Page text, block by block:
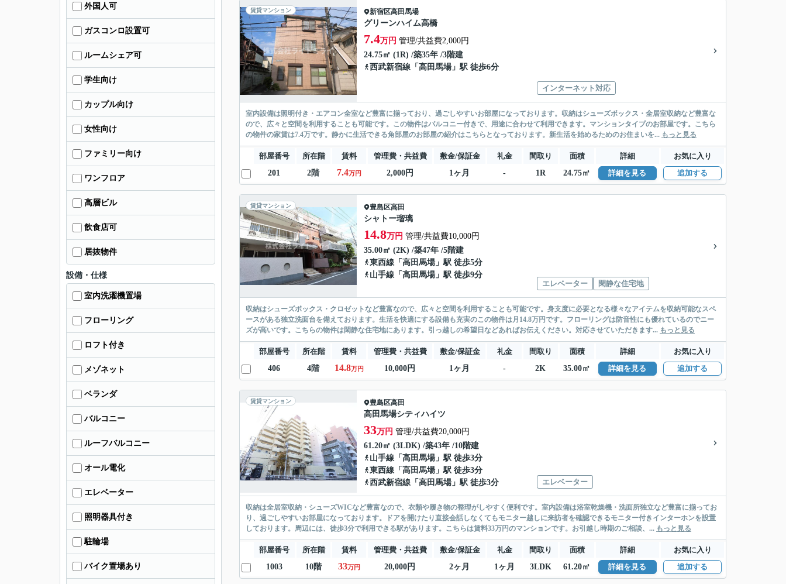
賃貸マンション 新宿区高田馬場
グリーンハイム高橋
7.4万円 管理/共益費2,000円
24.75㎡ (1R) /築35年 /3階建
西武新宿線 「 高田馬場」駅 徒歩6分
インターネット対応
室内設備は照明付き・エアコン全室など豊富に揃っており、過ごしやすいお部屋になっております。収納はシューズボックス・全居室収納など豊富な
ので、広々と空間を利用することも可能です。この物件はバルコニー付きで、用途に合わせて利用できます。マンションタイプのお部屋です。こちら
の物件の家賃は7.4万です。静かに生活できる角部屋のお部屋の紹介はこちらとなっております。新生活を始めるためのお住まいを... もっと見る
部屋番号 所在階 賃料 管理費・共益費 敷金/保証金 礼金 間取り 面積 詳細
お気に入り
201
2階 7.4万円 2,000円 1ヶ月 - 1R 24.75㎡ 詳細を見る 追加する
賃貸マンション 豊島区高田
シャトー瑠璃
14.8万円 管理/共益費10,000円
35.00㎡ (2K) /築47年 /5階建
東西線 「 高田馬場」駅 徒歩5分
山手線 「 高田馬場」駅 徒歩9分
エレベーター
閑静な住宅地
収納はシューズボックス・クロゼットなど豊富なので、広々と空間を利用することも可能です。身支度に必要となる様々なアイテムを収納可能なスペ
ースがある独立洗面台を備えております。生活を快適にする設備も充実のこの物件は月14.8万円です。フローリングは防音性にも優れているのでニー
ズが高いです。こちらの物件は閑静な住宅地にあります。引っ越しの希望日などあればお伝えください。対応させていただきます... もっと見る
部屋番号 所在階 賃料 管理費・共益費 敷金/保証金 礼金 間取り 面積 詳細
お気に入り
406
4階 14.8万円 10,000円 1ヶ月 - 2K 35.00㎡ 詳細を見る 追加する
賃貸マンション 豊島区高田
高田馬場シティハイツ
33万円 管理/共益費20,000円
61.20㎡ (3LDK) /築43年 /10階建
山手線 「 高田馬場」駅 徒歩3分
東西線 「 高田馬場」駅 徒歩3分
西武新宿線 「 高田馬場」駅 徒歩3分 エレベーター
収納は全居室収納・シューズWICなど豊富なので、衣類や履き物の整理がしやすく便利です。室内設備は浴室乾燥機・洗面所独立など豊富に揃ってお
り、過ごしやすいお部屋になっております。ドアを開けたり直接会話しなくてもモニター越しに来訪者を確認できるモニター付きインターホンを設置
しております。周辺には、徒歩3分で利用できる駅があります。こちらは賃料33万円のマンションです。お引越し時期のご相談、... もっと見る
部屋番号 所在階 賃料 管理費・共益費 敷金/保証金 礼金 間取り 面積 詳細
お気に入り
1003
10階 33万円 20,000円 2ヶ月 1ヶ月 3LDK 61.20㎡ 詳細を見る 追加する
外国人可
ガスコンロ設置可
ルームシェア可
学生向け
カップル向け
女性向け
ファミリー向け
ワンフロア
高層ビル
飲食店可
居抜物件
設備・仕様
室内洗濯機置場
フローリング
ロフト付き
メゾネット
ベランダ
バルコニー
ルーフバルコニー
オール電化
エレベーター
照明器具付き
駐輪場
バイク置場あり